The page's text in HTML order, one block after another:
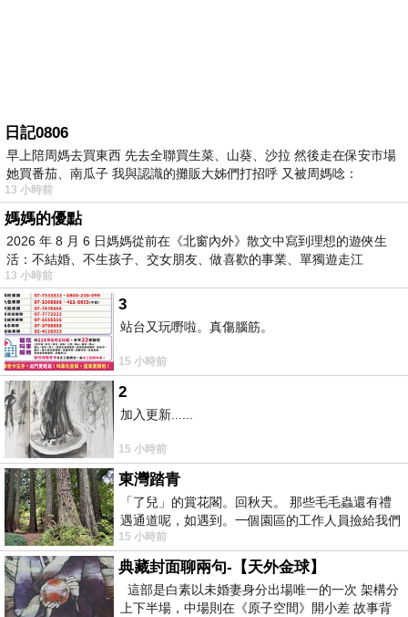
日記0806
早上陪周媽去買東西 先去全聯買生菜、山葵、沙拉 然後走在保安市場
她買番茄、南瓜子 我與認識的攤販大姊們打招呼 又被周媽唸：
13 小時前
媽媽的優點
2026 年 8 月 6 日媽媽從前在《北窗內外》散文中寫到理想的遊俠生
活：不結婚、不生孩子、交女朋友、做喜歡的事業、單獨遊走江
湖⋯⋯，
13 小時前
3
站台又玩嘢啦。真傷腦筋。
15 小時前
2
加入更新......
15 小時前
東灣踏青
「了兒」的賞花閣。回秋天。 那些毛毛蟲還有禮
遇通道呢，如遇到。一個園區的工作人員撿給我們
細賞。
15 小時前
典藏封面聊兩句-【天外金球】
這部是白素以未婚妻身分出場唯一的一次 架構分
上下半場，中場則在《原子空間》開小差 故事背